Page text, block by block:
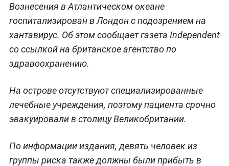
Вознесения в Атлантическом океане
госпитализирован в Лондон с подозрением на
хантавирус. Об этом сообщает газета Independent
со ссылкой на британское агентство по
здравоохранению.
На острове отсутствуют специализированные
лечебные учреждения, поэтому пациента срочно
эвакуировали в столицу Великобритании.
По информации издания, девять человек из
группы риска также должны были прибыть в